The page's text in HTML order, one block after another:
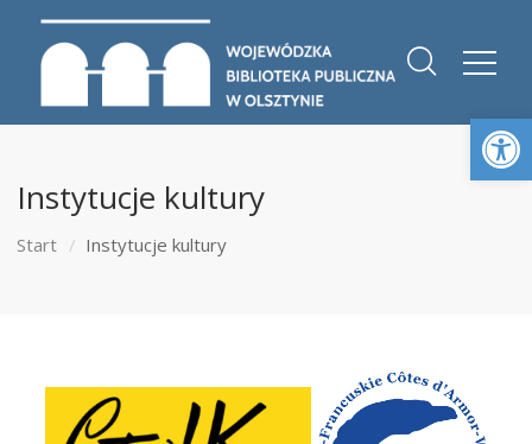
Instytucje kultury
Start Instytucje kultury